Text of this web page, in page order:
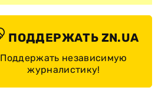
ПОДДЕРЖАТЬ ZN.UA
Поддержать независимую
журналистику!